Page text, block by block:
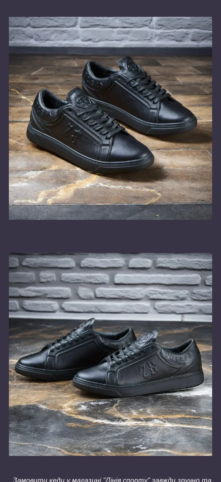
Замовити кеди у магазині "Лінія спорту" завжди зручно та